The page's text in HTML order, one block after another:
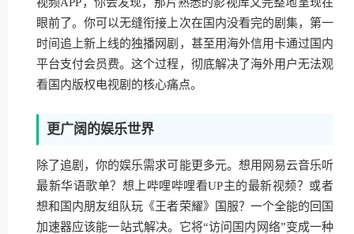
眼前了。你可以无缝衔接上次在国内没看完的剧集，第一
时间追上新上线的独播网剧，甚至用海外信用卡通过国内
平台支付会员费。这个过程，彻底解决了海外用户无法观
看国内版权电视剧的核心痛点。
更广阔的娱乐世界
除了追剧，你的娱乐需求可能更多元。想用网易云音乐听
最新华语歌单？想上哔哩哔哩看UP主的最新视频？或者
想和国内朋友组队玩《王者荣耀》国服？一个全能的回国
加速器应该能一站式解决。它将“访问国内网络”变成一种